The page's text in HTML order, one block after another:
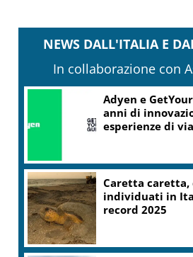
NEWS DALL'ITALIA E
In collaborazione con
Adyen e
anni di
esperienze di
Caretta caretta,
individuati in
record 2025